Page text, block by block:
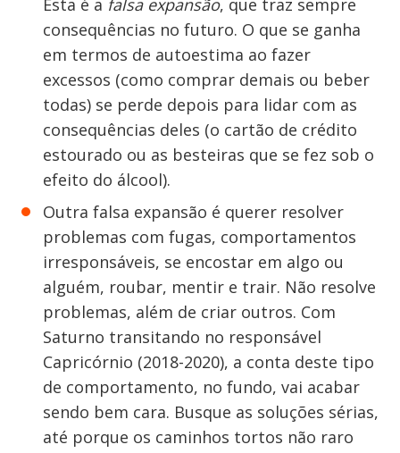
Esta é a falsa expansão, que traz sempre
consequências no futuro. O que se ganha
em termos de autoestima ao fazer
excessos (como comprar demais ou beber
todas) se perde depois para lidar com as
consequências deles (o cartão de crédito
estourado ou as besteiras que se fez sob o
efeito do álcool).
Outra falsa expansão é querer resolver
problemas com fugas, comportamentos
irresponsáveis, se encostar em algo ou
alguém, roubar, mentir e trair. Não resolve
problemas, além de criar outros. Com
Saturno transitando no responsável
Capricórnio (2018-2020), a conta deste tipo
de comportamento, no fundo, vai acabar
sendo bem cara. Busque as soluções sérias,
até porque os caminhos tortos não raro